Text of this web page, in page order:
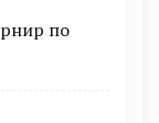
по